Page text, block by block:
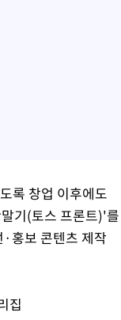
록 창업 이후에도
기(토스 프론트)'를
홍보 콘텐츠 제작
집